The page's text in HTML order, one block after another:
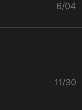
6/04
11/30